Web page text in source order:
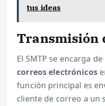
tus ideas
Transmisión
El SMTP se encarga de
correos electrónicos
función principal es
cliente de correo a un